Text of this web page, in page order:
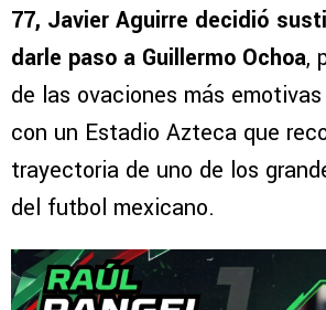
77, Javier Aguirre decidió
darle paso a Guillermo Ochoa,
de las ovaciones más
con un Estadio Azteca que
trayectoria de uno de los
del futbol mexicano.